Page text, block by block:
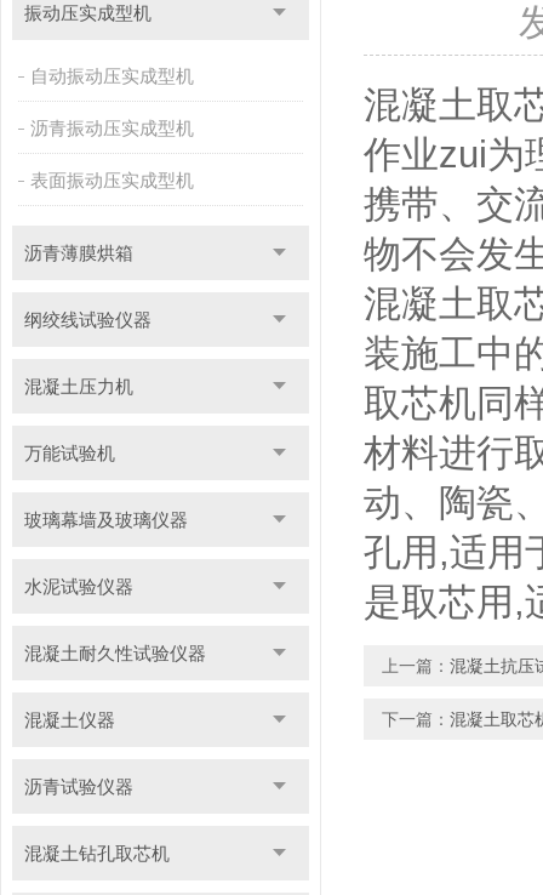
振动压实成型机
自动振动压实成型机
沥青振动压实成型机
表面振动压实成型机
沥青薄膜烘箱
纲绞线试验仪器
混凝土压力机
万能试验机
玻璃幕墙及玻璃仪器
水泥试验仪器
混凝土耐久性试验仪器
混凝土仪器
沥青试验仪器
混凝土钻孔取芯机
混凝土取
作业zui为
携带、交
物不会发
混凝土取
装施工中
取芯机同
材料进行
动、陶瓷
孔用,适用
是取芯用,
上一篇： 混凝土抗压
下一篇： 混凝土取芯